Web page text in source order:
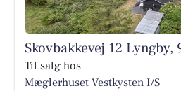
Skovbakkevej 12 Lyngby,
Til salg hos
Mæglerhuset Vestkysten I/S